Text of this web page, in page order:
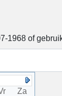
1968 of
Za